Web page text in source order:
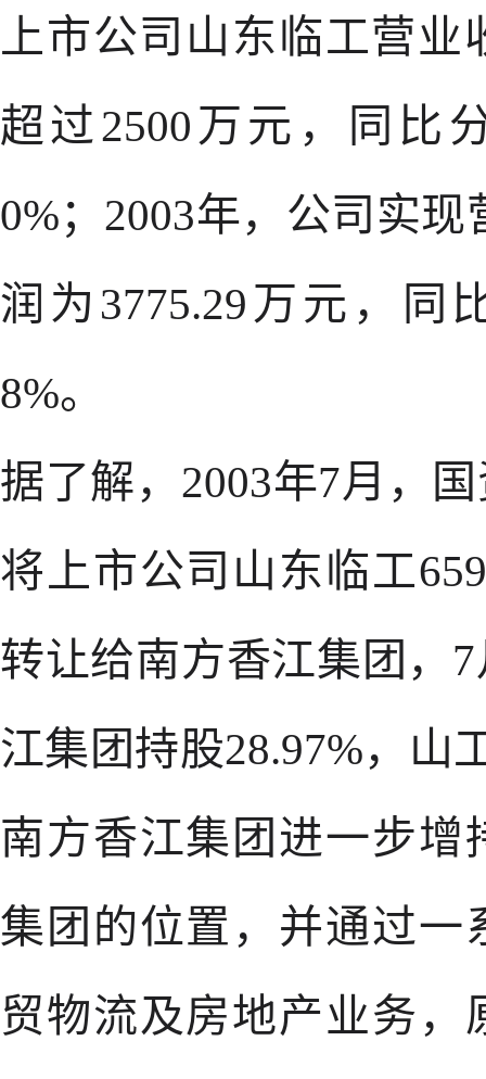
上市公司山东临工营业
超过2500万元，同比
0%；2003年，公司实
润为3775.29万元，同
8%。
据了解，2003年7月，
将上市公司山东临工
转让给南方香江集团，
江集团持股28.97%，山
南方香江集团进一步增
集团的位置，并通过一
贸物流及房地产业务